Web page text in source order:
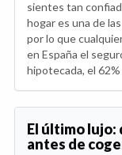
sientes tan
hogar es una de
por lo que
en España el
hipotecada, el
El último lujo:
antes de